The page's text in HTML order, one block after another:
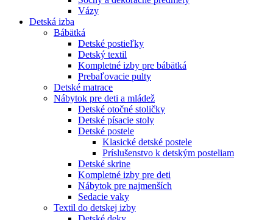
Vázy
Detská izba
Bábätká
Detské postieľky
Detský textil
Kompletné izby pre bábätká
Prebaľovacie pulty
Detské matrace
Nábytok pre deti a mládež
Detské otočné stoličky
Detské písacie stoly
Detské postele
Klasické detské postele
Príslušenstvo k detským posteliam
Detské skrine
Kompletné izby pre deti
Nábytok pre najmenších
Sedacie vaky
Textil do detskej izby